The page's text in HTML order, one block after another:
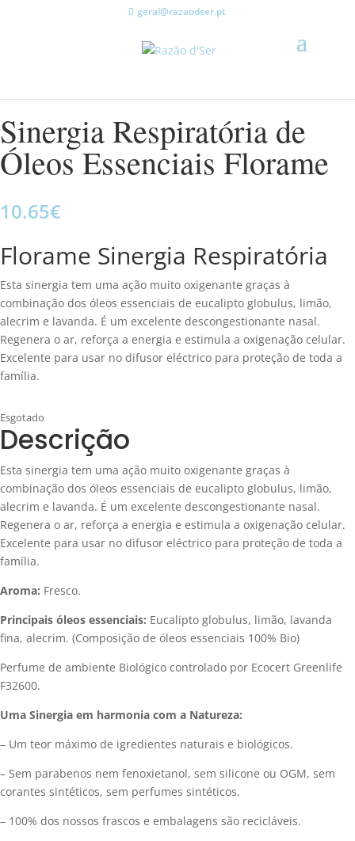
geral@razaodser.pt
Sinergia Respiratória de
Óleos Essenciais Florame
10.65€
Florame Sinergia Respiratória
Esta sinergia tem uma ação muito oxigenante graças à
combinação dos óleos essenciais de eucalipto globulus, limão,
alecrim e lavanda. É um excelente descongestionante nasal.
Regenera o ar, reforça a energia e estimula a oxigenação celular.
Excelente para usar no difusor eléctrico para proteção de toda a
família.
Esgotado
Descrição
Esta sinergia tem uma ação muito oxigenante graças à
combinação dos óleos essenciais de eucalipto globulus, limão,
alecrim e lavanda. É um excelente descongestionante nasal.
Regenera o ar, reforça a energia e estimula a oxigenação celular.
Excelente para usar no difusor eléctrico para proteção de toda a
família.
Aroma: Fresco.
Principais óleos essenciais: Eucalipto globulus, limão, lavanda
fina, alecrim. (Composição de óleos essenciais 100% Bio)
Perfume de ambiente Biológico controlado por Ecocert Greenlife
F32600.
Uma Sinergia em harmonia com a Natureza:
– Um teor máximo de igredientes naturais e biológicos.
– Sem parabenos nem fenoxietanol, sem silicone ou OGM, sem
corantes sintéticos, sem perfumes sintéticos.
– 100% dos nossos frascos e embalagens são recicláveis.